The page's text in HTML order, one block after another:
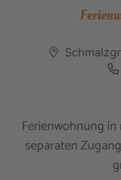
Ferienwohnung
separaten